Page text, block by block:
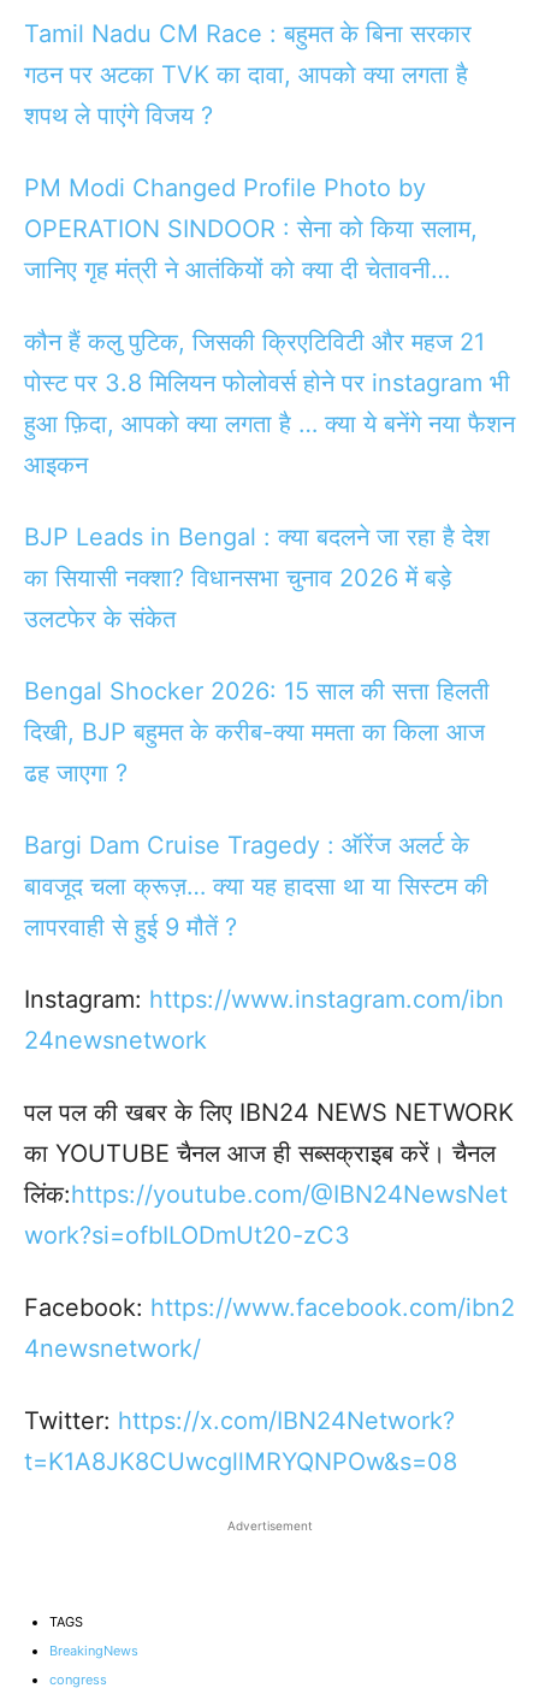
Tamil Nadu CM Race : बहुमत के बिना सरकार
गठन पर अटका TVK का दावा, आपको क्या लगता है
शपथ ले पाएंगे विजय ?
PM Modi Changed Profile Photo by
OPERATION SINDOOR : सेना को किया सलाम,
जानिए गृह मंत्री ने आतंकियों को क्या दी चेतावनी…
कौन हैं कलु पुटिक, जिसकी क्रिएटिविटी और महज 21
पोस्ट पर 3.8 मिलियन फोलोवर्स होने पर instagram भी
हुआ फ़िदा, आपको क्या लगता है … क्या ये बनेंगे नया फैशन
आइकन
BJP Leads in Bengal : क्या बदलने जा रहा है देश
का सियासी नक्शा? विधानसभा चुनाव 2026 में बड़े
उलटफेर के संकेत
Bengal Shocker 2026: 15 साल की सत्ता हिलती
दिखी, BJP बहुमत के करीब-क्या ममता का किला आज
ढह जाएगा ?
Bargi Dam Cruise Tragedy : ऑरेंज अलर्ट के
बावजूद चला क्रूज़… क्या यह हादसा था या सिस्टम की
लापरवाही से हुई 9 मौतें ?
Instagram: https://www.instagram.com/ibn
24newsnetwork
पल पल की खबर के लिए IBN24 NEWS NETWORK
का YOUTUBE चैनल आज ही सब्सक्राइब करें। चैनल
लिंक:https://youtube.com/@IBN24NewsNet
work?si=ofbILODmUt20-zC3
Facebook: https://www.facebook.com/ibn2
4newsnetwork/
Twitter: https://x.com/IBN24Network?
t=K1A8JK8CUwcgllMRYQNPOw&s=08
Advertisement
TAGS
BreakingNews
congress